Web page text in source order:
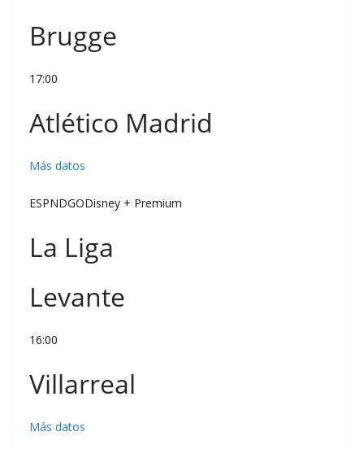
Brugge
17:00
Atlético Madrid
Más datos
ESPNDGODisney + Premium
La Liga
Levante
16:00
Villarreal
Más datos